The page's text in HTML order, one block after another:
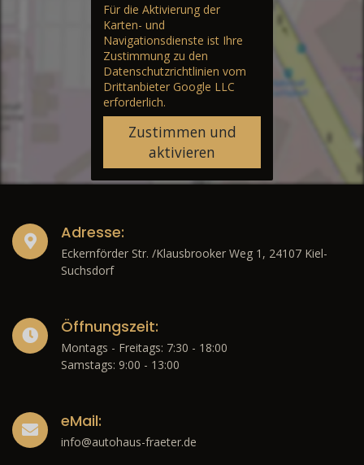
Für die Aktivierung der
Karten- und
Navigationsdienste ist Ihre
Zustimmung zu den
Datenschutzrichtlinien vom
Drittanbieter Google LLC
erforderlich.
Zustimmen und
aktivieren
Adresse:
Eckernförder Str. /Klausbrooker Weg 1, 24107 Kiel-
Suchsdorf
Öffnungszeit:
Montags - Freitags: 7:30 - 18:00
Samstags: 9:00 - 13:00
eMail:
info@autohaus-fraeter.de